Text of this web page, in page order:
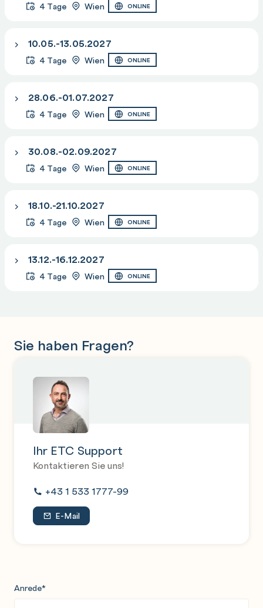
4 Tage Wien ONLINE
10.05.-13.05.2027
4 Tage Wien ONLINE
28.06.-01.07.2027
4 Tage Wien ONLINE
30.08.-02.09.2027
4 Tage Wien ONLINE
18.10.-21.10.2027
4 Tage Wien ONLINE
13.12.-16.12.2027
4 Tage Wien ONLINE
Sie haben Fragen?
Ihr ETC Support
Kontaktieren Sie uns!
+43 1 533 1777-99
E-Mail
Anrede*